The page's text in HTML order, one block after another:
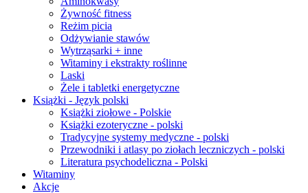
Żywność fitness
Reżim picia
Odżywianie stawów
Wytrząsarki + inne
Witaminy i ekstrakty roślinne
Laski
Żele i tabletki energetyczne
Książki - Język polski
Książki ziołowe - Polskie
Książki ezoteryczne - polski
Tradycyjne systemy medyczne - polski
Przewodniki i atlasy po ziołach leczniczych - polski
Literatura psychodeliczna - Polski
Witaminy
Akcje